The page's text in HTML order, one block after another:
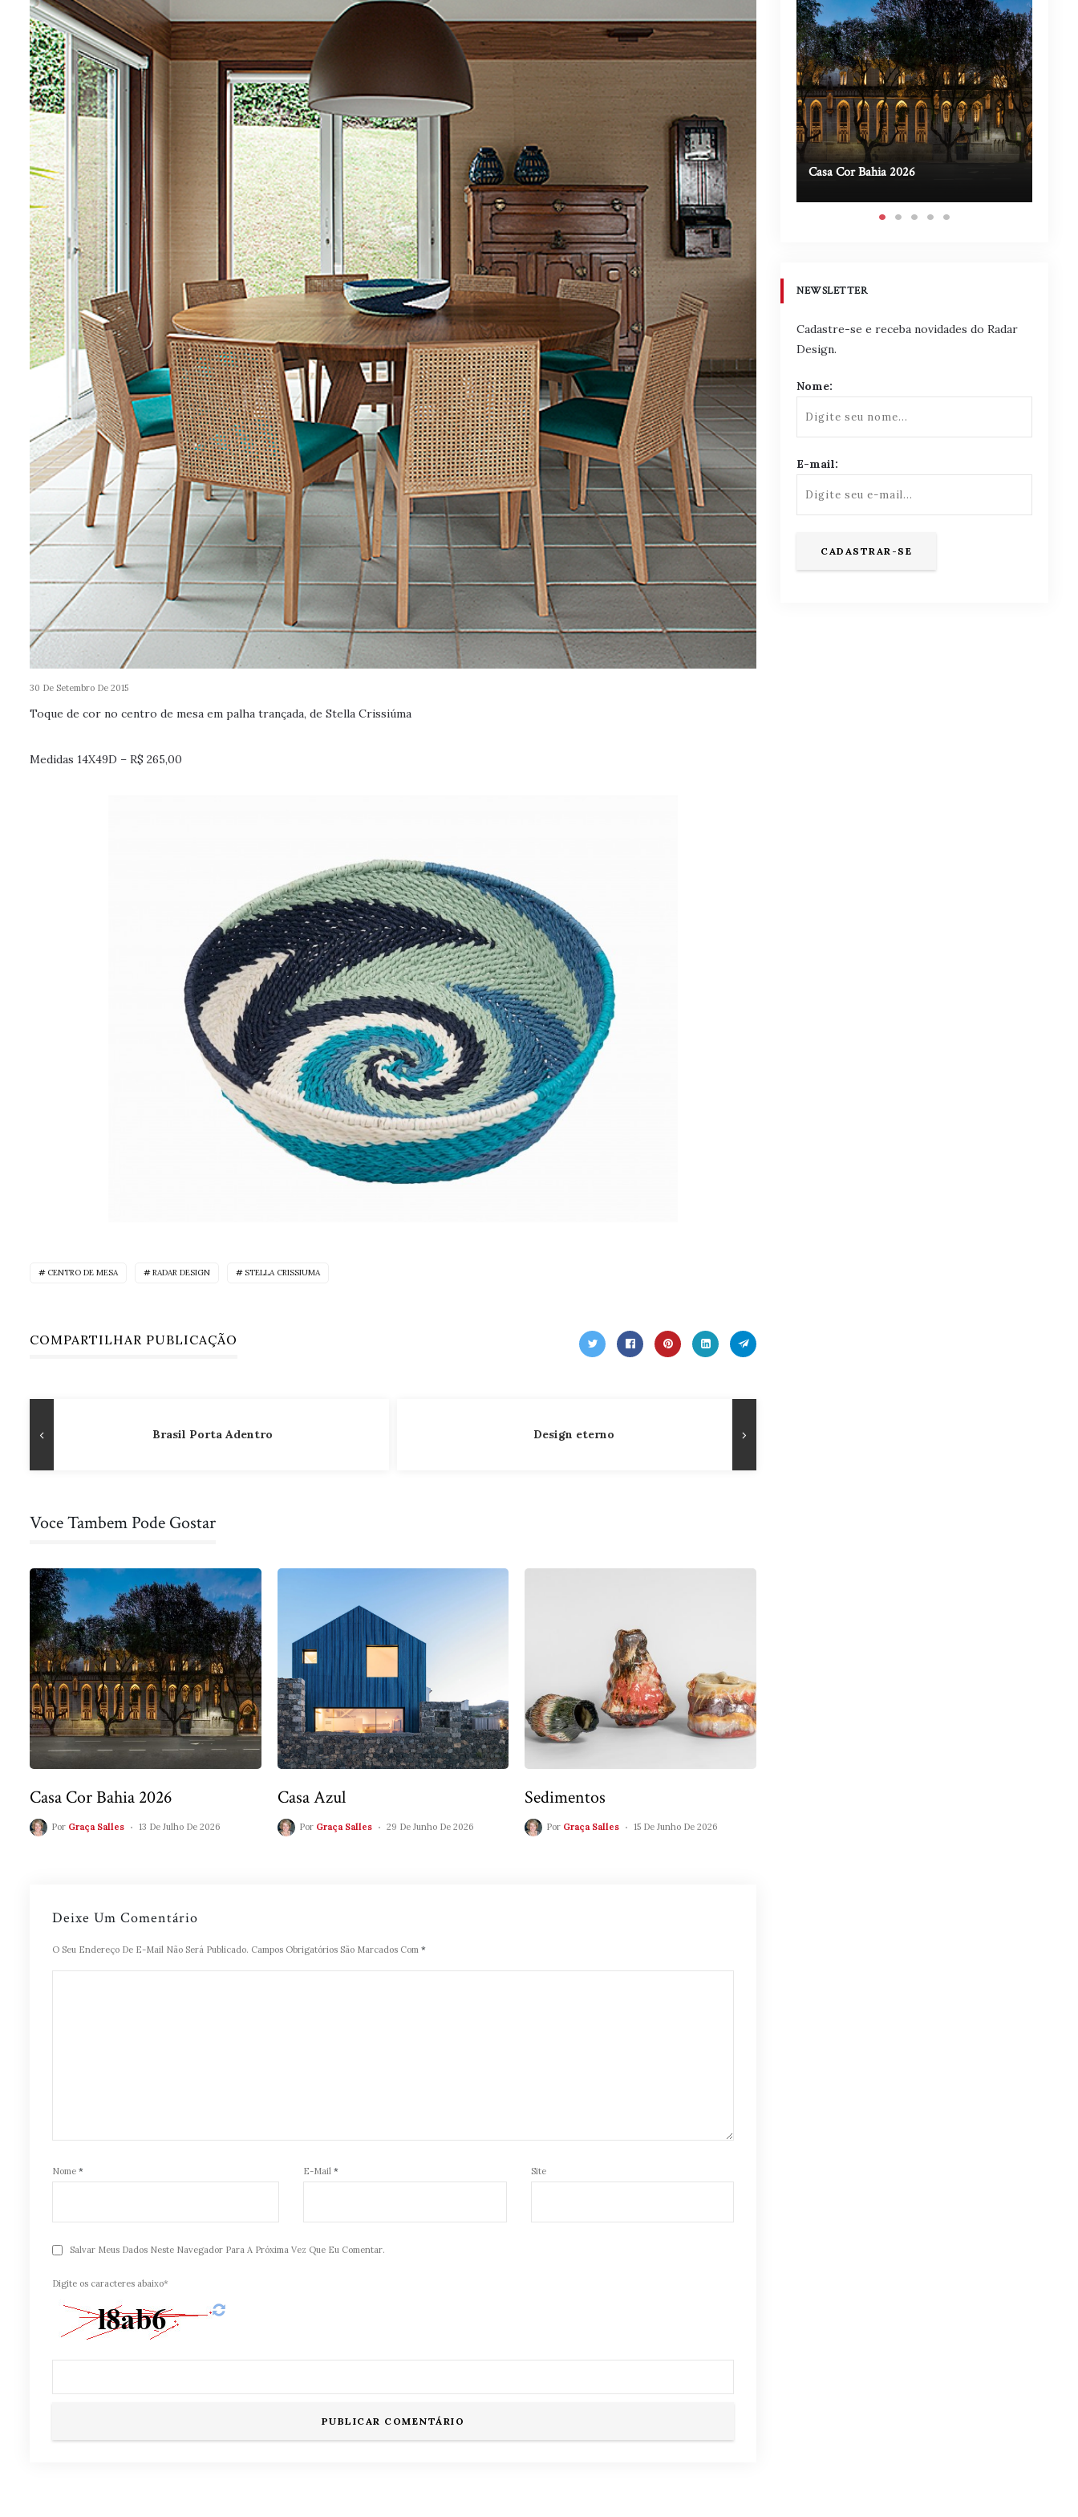
30 De Setembro De 2015
Toque de cor no centro de mesa em palha trançada, de Stella Crissiúma
Medidas 14X49D – R$ 265,00
CENTRO DE MESA RADAR DESIGN STELLA CRISSIUMA
COMPARTILHAR PUBLICAÇÃO
de
Post
Publicação
Brasil Porta Adentro Design eterno
Voce Tambem Pode Gostar
Casa Cor Bahia 2026
Por Graça Salles 13 De Julho De 2026
Casa Azul
Por Graça Salles 29 De Junho De 2026
Sedimentos
Por Graça Salles 15 De Junho De 2026
Deixe Um Comentário
O Seu Endereço De E-Mail Não Será Publicado. Campos Obrigatórios São Marcados Com *
Nome * E-Mail* Site
Salvar Meus Dados Neste Navegador Para A Próxima Vez Que Eu Comentar.
Digite os caracteres abaixo*
Casa Cor Bahia 2026
NEWSLETTER
Cadastre-se e receba novidades do Radar
Design.
Nome:
E-mail: